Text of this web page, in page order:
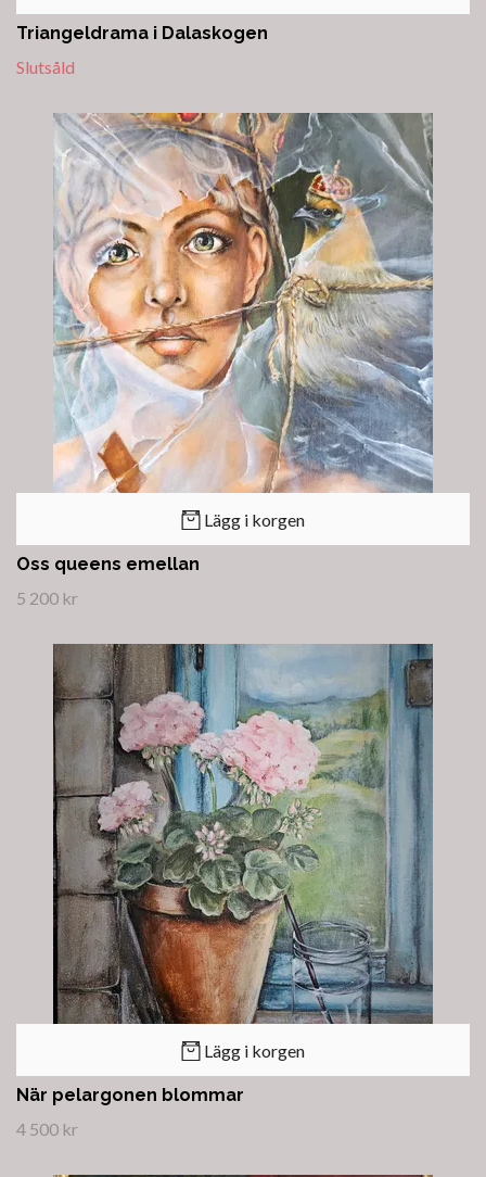
Triangeldrama i Dalaskogen
Slutsåld
Lägg i korgen
Oss queens emellan
5 200 kr
Lägg i korgen
När pelargonen blommar
4 500 kr